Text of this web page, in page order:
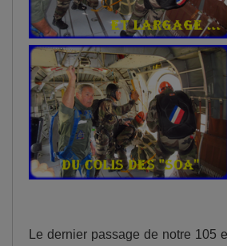
Le dernier passage de notre 105